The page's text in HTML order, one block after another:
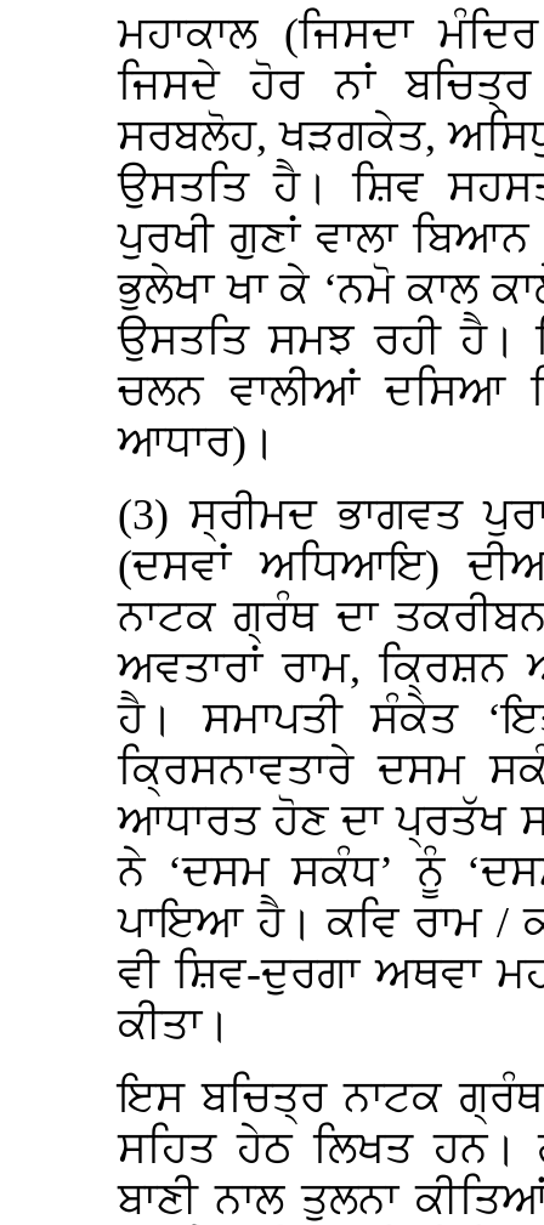
ਮਹਾਕਾਲ (ਜਿਸਦਾ
ਜਿਸਦੇ ਹੋਰ ਨਾਂ
ਸਰਬਲੋਹ, ਖੜਗਕੇਤ,
ਉਸਤਤਿ ਹੈ। ਸ਼ਿਵ
ਪੁਰਖੀ ਗੁਣਾਂ ਵਾਲਾ
ਭੁਲੇਖਾ ਖਾ ਕੇ ‘ਨਮੋ ਕਾਲ
ਉਸਤਤਿ ਸਮਝ ਰਹੀ ਹੈ।
ਚਲਨ ਵਾਲੀਆਂ ਦਸਿਆ
ਆਧਾਰ)।
(3) ਸ੍ਰੀਮਦ ਭਾਗਵਤ
(ਦਸਵਾਂ ਅਧਿਆਇ)
ਨਾਟਕ ਗ੍ਰੰਥ ਦਾ
ਅਵਤਾਰਾਂ ਰਾਮ,
ਹੈ। ਸਮਾਪਤੀ ਸੰਕੇਤ
ਕ੍ਰਿਸਨਾਵਤਾਰੇ ਦਸਮ
ਆਧਾਰਤ ਹੋਣ ਦਾ ਪ੍ਰਤੱਖ
ਨੇ ‘ਦਸਮ ਸਕੰਧ’ ਨੂੰ
ਪਾਇਆ ਹੈ। ਕਵਿ ਰਾਮ /
ਵੀ ਸ਼ਿਵ-ਦੁਰਗਾ ਅਥਵਾ
ਕੀਤਾ।
ਇਸ ਬਚਿਤ੍ਰ ਨਾਟਕ
ਸਹਿਤ ਹੇਠ ਲਿਖਤ ਹਨ।
ਬਾਣੀ ਨਾਲ ਤੁਲਨਾ